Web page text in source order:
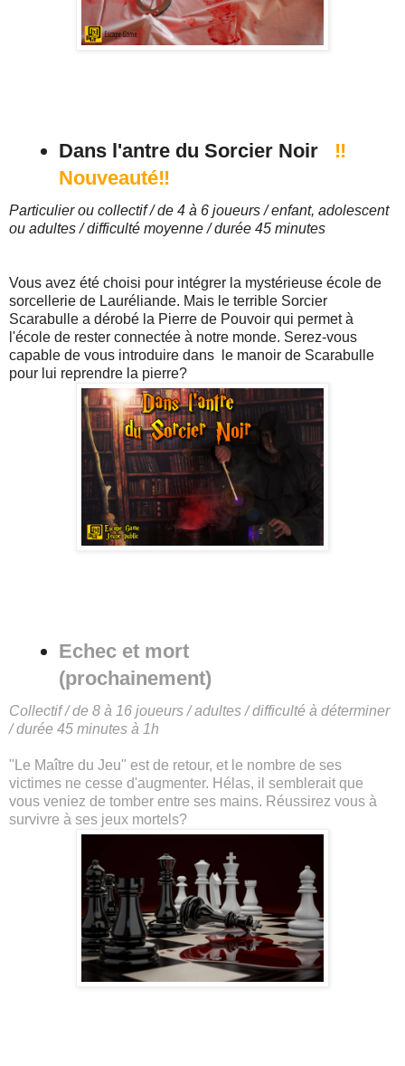
Dans l'antre du Sorcier Noir
‼
Nouveauté‼
Particulier ou collectif / de 4 à 6 joueurs / enfant, adolescent
ou adultes / difficulté moyenne / durée 45 minutes
Vous avez été choisi pour intégrer la mystérieuse école de
sorcellerie de Lauréliande. Mais le terrible Sorcier
Scarabulle a dérobé la Pierre de Pouvoir qui permet à
l'école de rester connectée à notre monde. Serez-vous
capable de vous introduire dans le manoir de Scarabulle
pour lui reprendre la pierre?
Echec et mort
(prochainement)
Collectif / de 8 à 16 joueurs / adultes / difficulté à déterminer
/ durée 45 minutes à 1h
"Le Maître du Jeu" est de retour, et le nombre de ses
victimes ne cesse d'augmenter. Hélas, il semblerait que
vous veniez de tomber entre ses mains. Réussirez vous à
survivre à ses jeux mortels?